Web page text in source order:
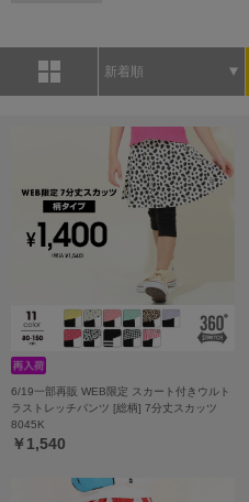
新着順
6/19一部再販 WEB限定 スカート付きウルト
ラストレッチパンツ [総柄] 7分丈スカッツ
8045K
￥1,540